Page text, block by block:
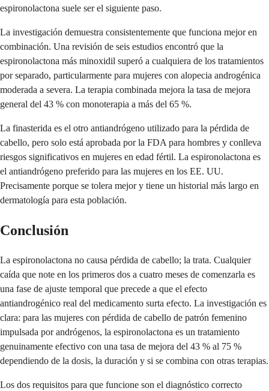
espironolactona suele ser el siguiente paso.
La investigación demuestra consistentemente que funciona mejor en
combinación. Una revisión de seis estudios encontró que la
espironolactona más minoxidil superó a cualquiera de los tratamientos
por separado, particularmente para mujeres con alopecia androgénica
moderada a severa. La terapia combinada mejora la tasa de mejora
general del 43 % con monoterapia a más del 65 %.
La finasterida es el otro antiandrógeno utilizado para la pérdida de
cabello, pero solo está aprobada por la FDA para hombres y conlleva
riesgos significativos en mujeres en edad fértil. La espironolactona es
el antiandrógeno preferido para las mujeres en los EE. UU.
Precisamente porque se tolera mejor y tiene un historial más largo en
dermatología para esta población.
Conclusión
La espironolactona no causa pérdida de cabello; la trata. Cualquier
caída que note en los primeros dos a cuatro meses de comenzarla es
una fase de ajuste temporal que precede a que el efecto
antiandrogénico real del medicamento surta efecto. La investigación es
clara: para las mujeres con pérdida de cabello de patrón femenino
impulsada por andrógenos, la espironolactona es un tratamiento
genuinamente efectivo con una tasa de mejora del 43 % al 75 %
dependiendo de la dosis, la duración y si se combina con otras terapias.
Los dos requisitos para que funcione son el diagnóstico correcto